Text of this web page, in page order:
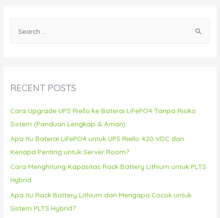
h
:
RECENT POSTS
Cara Upgrade UPS Riello ke Baterai LiFePO4 Tanpa Risiko
Sistem (Panduan Lengkap & Aman)
Apa Itu Baterai LiFePO4 untuk UPS Riello 420 VDC dan
Kenapa Penting untuk Server Room?
Cara Menghitung Kapasitas Rack Battery Lithium untuk PLTS
Hybrid
Apa Itu Rack Battery Lithium dan Mengapa Cocok untuk
Sistem PLTS Hybrid?